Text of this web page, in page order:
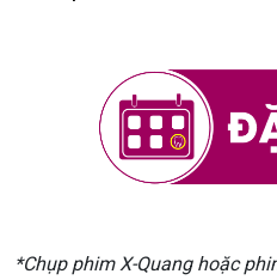
*Chụp phim X-Quang hoặc